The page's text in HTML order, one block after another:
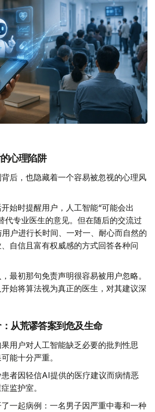
心理陷阱
后，也隐藏着一个容易被忽视的心理风
始时提醒用户，人工智能“可能会出
代专业医生的意见。但在随后的交流过
户进行长时间、一对一、耐心而自然的
自信且富有权威感的方式回答各种问
最初那句免责声明很容易被用户忽略。
始将算法视为真正的医生，对其建议深
从荒谬答案到危及生命
用户对人工智能缺乏必要的批判性思
能十分严重。
者因轻信AI提供的医疗建议而病情恶
监护室。
一起病例：一名男子因严重中毒和一种